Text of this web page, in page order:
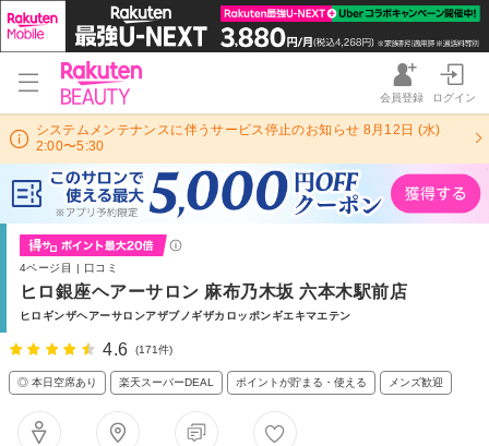
会員登録 ログイン
システムメンテナンスに伴うサービス停止のお知らせ 8月12日 (水)
2:00〜5:30
4ページ目 | 口コミ
ヒロ銀座ヘアーサロン 麻布乃木坂 六本木駅前店
ヒロギンザヘアーサロンアザブノギザカロッポンギエキマエテン
4.6 (171件)
◎ 本日空席あり 楽天スーパーDEAL ポイントが貯まる・使える メンズ歓迎